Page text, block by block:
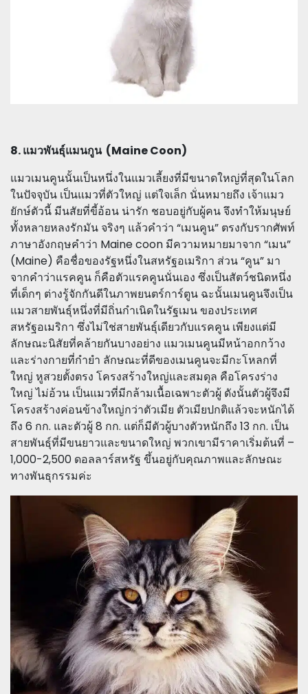
8. แมวพันธุ์แมนกูน (Maine Coon)
แมวเมนคูนนั้นเป็นหนึ่งในแมวเลี้ยงที่มีขนาดใหญ่ที่สุดในโลก
ในปัจจุบัน เป็นแมวที่ตัวใหญ่ แต่ใจเล็ก นั่นหมายถึง เจ้าแมว
ยักษ์ตัวนี้ มีนสัยที่ขี้อ้อน น่ารัก ชอบอยู่กับผู้คน จึงทำให้มนุษย์
ทั้งหลายหลงรักมัน จริงๆ แล้วคำว่า “เมนคูน” ตรงกับรากศัพท์
ภาษาอังกฤษคำว่า Maine coon มีความหมายมาจาก “เมน”
(Maine) คือชื่อของรัฐหนึ่งในสหรัฐอเมริกา ส่วน “คูน” มา
จากคำว่าแรคคูน ก็คือตัวแรคคูนนั่นเอง ซึ่งเป็นสัตว์ชนิดหนึ่ง
ที่เด็กๆ ต่างรู้จักกันดีในภาพยนตร์การ์ตูน ฉะนั้นเมนคูนจึงเป็น
แมวสายพันธุ์หนึ่งที่มีถิ่นกำเนิดในรัฐเมน ของประเทศ
สหรัฐอเมริกา ซึ่งไม่ใช่สายพันธุ์เดียวกับแรคคูน เพียงแต่มี
ลักษณะนิสัยที่คล้ายกันบางอย่าง แมวเมนคูนมีหน้าอกกว้าง
และร่างกายที่กำยำ ลักษณะที่ดีของเมนคูนจะมีกะโหลกที่
ใหญ่ หูสวยตั้งตรง โครงสร้างใหญ่และสมดุล คือโครงร่าง
ใหญ่ ไม่อ้วน เป็นแมวที่มีกล้ามเนื้อเฉพาะตัวผู้ ดังนั้นตัวผู้จึงมี
โครงสร้างค่อนข้างใหญ่กว่าตัวเมีย ตัวเมียปกติแล้วจะหนักได้
ถึง 6 กก. และตัวผู้ 8 กก. แต่ก็มีตัวผู้บางตัวหนักถึง 13 กก. เป็น
สายพันธุ์ที่มีขนยาวและขนาดใหญ่ พวกเขามีราคาเริ่มต้นที่ –
1,000-2,500 ดอลลาร์สหรัฐ ขึ้นอยู่กับคุณภาพและลักษณะ
ทางพันธุกรรมค่ะ